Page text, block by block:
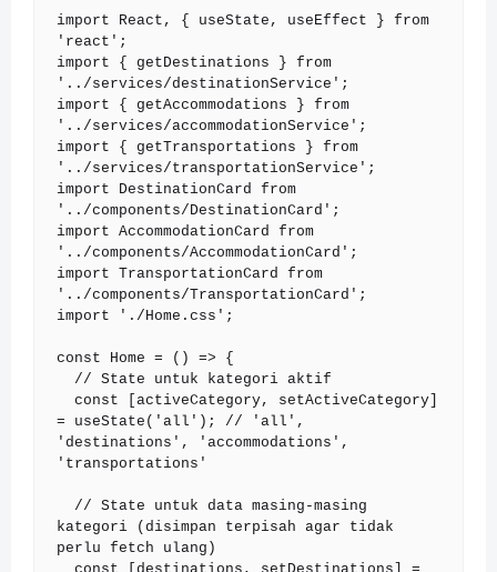
import React, { useState, useEffect } from
'react';
import { getDestinations } from
'../services/destinationService';
import { getAccommodations } from
'../services/accommodationService';
import { getTransportations } from
'../services/transportationService';
import DestinationCard from
'../components/DestinationCard';
import AccommodationCard from
'../components/AccommodationCard';
import TransportationCard from
'../components/TransportationCard';
import './Home.css';
const Home = () => {
= useState('all'); // 'all',
'destinations', 'accommodations',
'transportations'
kategori (disimpan terpisah agar tidak
perlu fetch ulang)